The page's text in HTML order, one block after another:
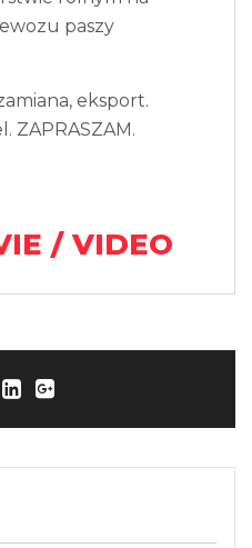
paszy
eksport.
ZAPRASZAM.
/ VIDEO